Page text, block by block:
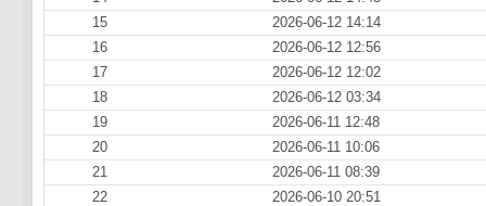
15
2026-06-12 14:14
16
2026-06-12 12:56
17
2026-06-12 12:02
18
2026-06-12 03:34
19
2026-06-11 12:48
20
2026-06-11 10:06
21
2026-06-11 08:39
22
2026-06-10 20:51